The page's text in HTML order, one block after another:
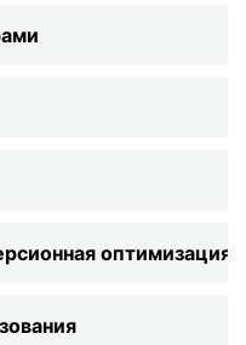
оптимизация